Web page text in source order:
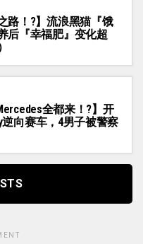
路！?】流浪黑猫『饿
后『幸福肥』变化超
全都来！?️】开
逆向赛车，4男子被警察